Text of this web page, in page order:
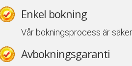
Enkel bokning
Vår bokningsprocess är
Avbokningsgaranti